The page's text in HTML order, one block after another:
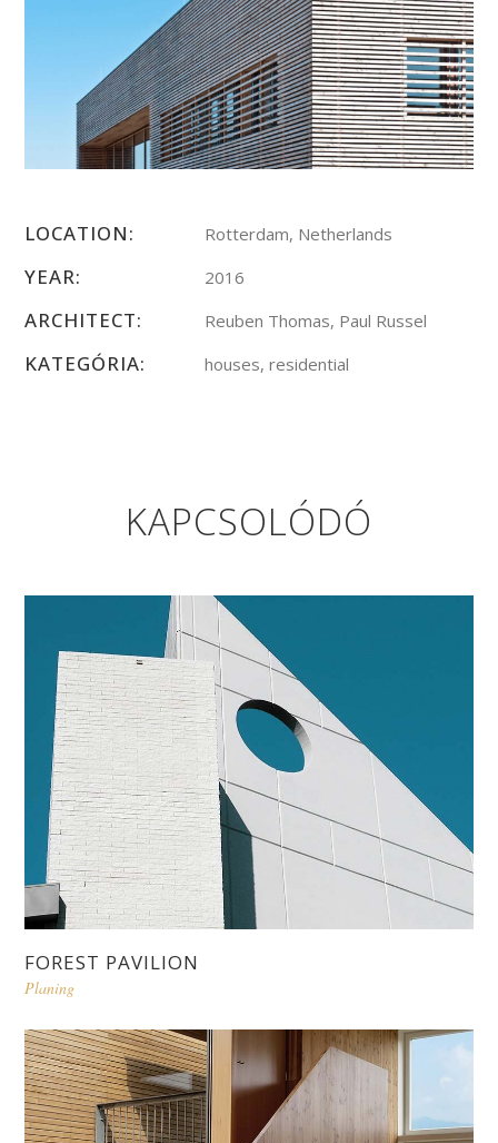
LOCATION: Rotterdam, Netherlands
YEAR: 2016
ARCHITECT: Reuben Thomas, Paul Russel
KATEGÓRIA: houses, residential
KAPCSOLÓDÓ
FOREST PAVILION
Planing